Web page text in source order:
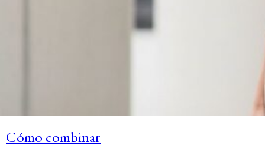
Cómo combinar